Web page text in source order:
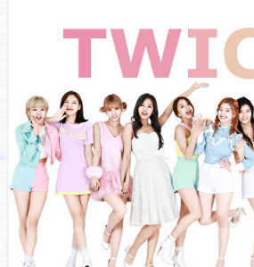
【祝】本日6月14日は、TWICEツ
ンから祝福の
【祝】本日11月1日は、TWICE・
日！ファンから
【祝】本日9月22日は、TWICE・
ァンから祝福